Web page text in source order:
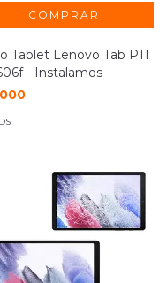
Tablet Lenovo Tab P11
- Instalamos